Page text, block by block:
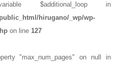
$additional_loop in
hirugano/_wp/wp-
on line 127
"max_num_pages" on null in